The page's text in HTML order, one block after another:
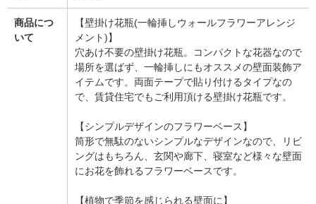
商品につ
いて
【壁掛け花瓶(一輪挿しウォールフラワーアレンジ
メント)】
穴あけ不要の壁掛け花瓶。コンパクトな花器なので
場所を選ばず、一輪挿しにもオススメの壁面装飾ア
イテムです。両面テープで貼り付けるタイプなの
で、賃貸住宅でもご利用頂ける壁掛け花瓶です。
【シンプルデザインのフラワーベース】
筒形で無駄のないシンプルなデザインなので、リビ
ングはもちろん、玄関や廊下、寝室など様々な壁面
にお花を飾れるフラワーベースです。
【植物で季節を感じられる壁面に】